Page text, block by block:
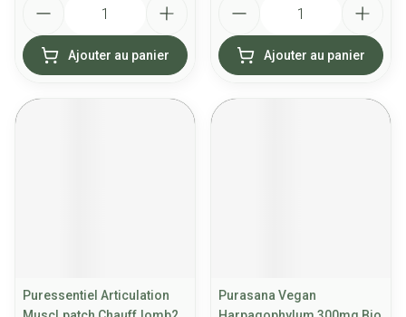
Ajouter au panier Ajouter au panier
Puressentiel Articulation
Purasana Vegan